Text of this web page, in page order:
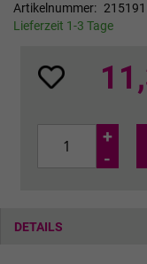
Artikelnummer
215191
Lieferzeit 1-3 Tage
+
-
DETAILS